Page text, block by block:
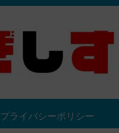
プライバシーポリシー